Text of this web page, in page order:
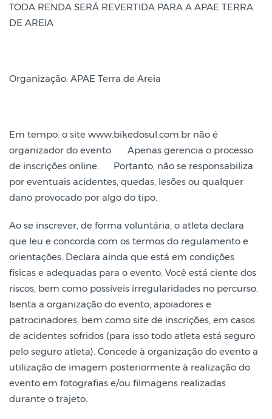
TODA RENDA SERÁ REVERTIDA PARA A APAE TERRA
DE AREIA
Organização: APAE Terra de Areia
Em tempo: o site www.bikedosul.com.br não é
organizador do evento. Apenas gerencia o processo
de inscrições online. Portanto, não se responsabiliza
por eventuais acidentes, quedas, lesões ou qualquer
dano provocado por algo do tipo.
Ao se inscrever, de forma voluntária, o atleta declara
que leu e concorda com os termos do regulamento e
orientações. Declara ainda que está em condições
físicas e adequadas para o evento. Você está ciente dos
riscos, bem como possíveis irregularidades no percurso.
Isenta a organização do evento, apoiadores e
patrocinadores, bem como site de inscrições, em casos
de acidentes sofridos (para isso todo atleta está seguro
pelo seguro atleta). Concede à organização do evento a
utilização de imagem posteriormente à realização do
evento em fotografias e/ou filmagens realizadas
durante o trajeto.